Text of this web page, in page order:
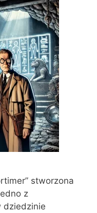
stworzona
z
dziedzinie